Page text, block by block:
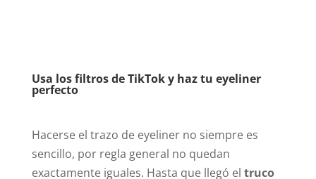
Usa los filtros de TikTok y haz tu eyeliner
perfecto
Hacerse el trazo de eyeliner no siempre es
sencillo, por regla general no quedan
exactamente iguales. Hasta que llegó el truco